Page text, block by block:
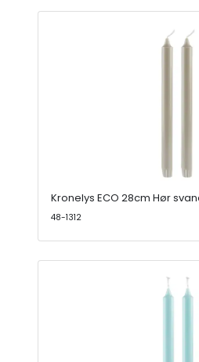
Kronelys ECO 28cm Hør
48-1312